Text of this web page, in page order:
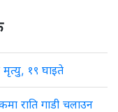
मृत्यु, १९ घाइते
राति गाडी चलाउन